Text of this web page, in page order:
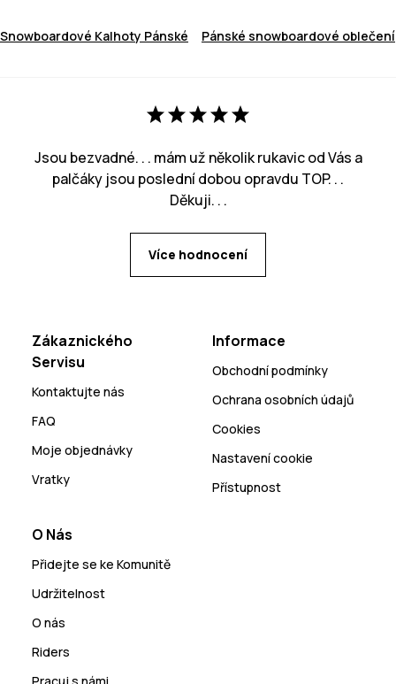
Snowboardové Kalhoty Pánské Pánské snowboardové oblečení
Jsou bezvadné. . . mám už několik rukavic od Vás a
palčáky jsou poslední dobou opravdu TOP. . .
Děkuji. . .
Více hodnocení
Zákaznického
Servisu
Kontaktujte nás
FAQ
Moje objednávky
Vratky
Informace
Obchodní podmínky
Ochrana osobních údajů
Cookies
Nastavení cookie
Přístupnost
O Nás
Přidejte se ke Komunitě
Udržitelnost
O nás
Riders